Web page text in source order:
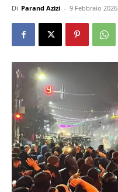
Di Parand Azizi - 9 Febbraio 2026